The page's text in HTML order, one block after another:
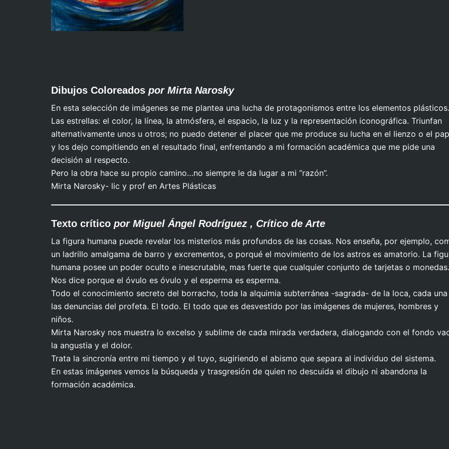
Cariatide con esfera verde
A la deriva
Dibujos Coloreados por Mirta Narosky
En esta selección de imágenes se me plantea una lucha de protagonismos entre los elementos plásticos.
Las estrellas: el color, la línea, la atmósfera, el espacio, la luz y la representación iconográfica. Triunfan
alternativamente unos u otros; no puedo detener el placer que me produce su lucha en el lienzo o el
y los dejo compitiendo en el resultado final, enfrentando a mi formación académica que me pide una
decisión al respecto.
Pero la obra hace su propio camino…no siempre le da lugar a mi “razón”.
Mirta Narosky- lic y prof en Artes Plásticas
Texto crítico por Miguel Ángel Rodríguez , Crítico de Arte
La figura humana puede revelar los misterios más profundos de las cosas. Nos enseña, por ejemplo,
un ladrillo amalgama de barro y excrementos, o porqué el movimiento de los astros es amatorio. La
humana posee un poder oculto e inescrutable, mas fuerte que cualquier conjunto de tarjetas o monedas.
Nos dice porque el óvulo es óvulo y el esperma es esperma.
Todo el conocimiento secreto del borracho, toda la alquimia subterránea -sagrada- de la loca, cada
las denuncias del profeta. El todo. El todo que es desvestido por las imágenes de mujeres, hombres y
niños.
Mirta Narosky nos muestra lo excelso y sublime de cada mirada verdadera, dialogando con el fondo
la angustia y el dolor.
Trata la sincronía entre mi tiempo y el tuyo, sugiriendo el abismo que separa al individuo del sistema.
En estas imágenes vemos la búsqueda y trasgresión de quien no descuida el dibujo ni abandona la
formación académica.